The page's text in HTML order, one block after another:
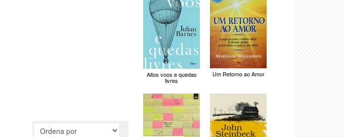
Altos voos e quedas
livres
Um Retorno ao Amor